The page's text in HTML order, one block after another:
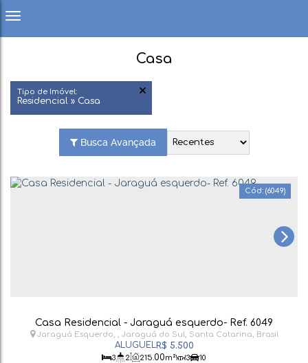
Casa
Tipo de Imóvel:
Residencial » Casa
Busca Avançada
(6049)
Casa Residencial - Jaraguá esquerdo- Ref. 6049
R$ 5.500
Jaraguá Esquerdo , Jaraguá do Sul, Santa Catarina, Brasil
3 2 215 .00m² 3 10